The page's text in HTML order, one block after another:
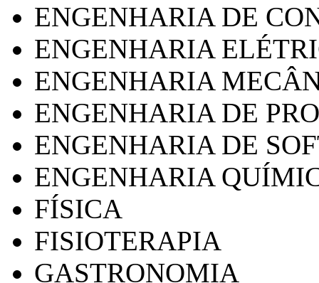
ENGENHARIA DE
ENGENHARIA
ENGENHARIA
ENGENHARIA DE
ENGENHARIA DE
ENGENHARIA
FÍSICA
FISIOTERAPIA
GASTRONOMIA